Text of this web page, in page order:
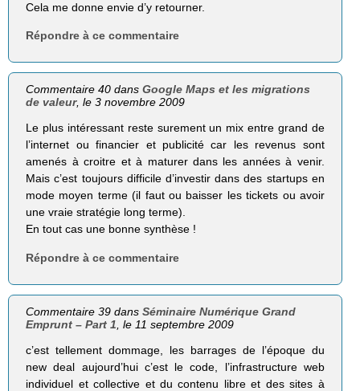
Cela me donne envie d’y retourner.
Répondre à ce commentaire
Commentaire 40 dansGoogle Maps et les migrations
de valeur, le 3 novembre 2009
Le plus intéressant reste surement un mix entre grand de
l’internet ou financier et publicité car les revenus sont
amenés à croitre et à maturer dans les années à venir.
Mais c’est toujours difficile d’investir dans des startups en
mode moyen terme (il faut ou baisser les tickets ou avoir
une vraie stratégie long terme).
En tout cas une bonne synthèse !
Répondre à ce commentaire
Commentaire 39 dansSéminaire Numérique Grand
Emprunt – Part 1 , le 11 septembre 2009
c’est tellement dommage, les barrages de l’époque du
new deal aujourd’hui c’est le code, l’infrastructure web
individuel et collective et du contenu libre et des sites à